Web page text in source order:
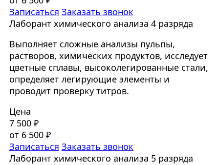
Записаться Заказать звонок
Лаборант химического анализа 4 разряда
Выполняет сложные анализы пульпы,
растворов, химических продуктов, исследует
цветные сплавы, высоколегированные стали,
определяет легирующие элементы и
проводит проверку титров.
Цена
7 500 ₽
от 6 500 ₽
Записаться Заказать звонок
Лаборант химического анализа 5 разряда